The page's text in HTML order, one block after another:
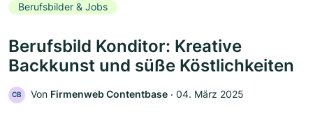
Berufsbilder & Jobs
Berufsbild Konditor: Kreative
Backkunst und süße Köstlichkeiten
CB Von Firmenweb Contentbase ‧ 04. März 2025